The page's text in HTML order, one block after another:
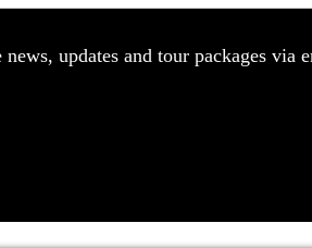
news, updates and tour packages via